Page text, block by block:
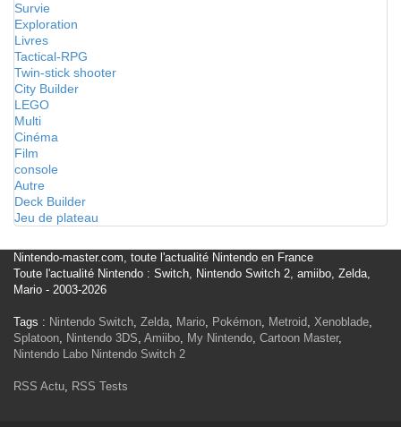
Survie
Exploration
Livres
Tactical-RPG
Twin-stick shooter
City Builder
LEGO
Multi
Cinéma
Film
console
Autre
Deck Builder
Jeu de plateau
Nintendo-master.com, toute l'actualité Nintendo en France
Toute l'actualité Nintendo : Switch, Nintendo Switch 2, amiibo, Zelda,
Mario - 2003-2026
Tags : Nintendo Switch, Zelda, Mario, Pokémon, Metroid, Xenoblade,
Splatoon, Nintendo 3DS, Amiibo, My Nintendo, Cartoon Master,
Nintendo Labo Nintendo Switch 2
RSS Actu, RSS Tests